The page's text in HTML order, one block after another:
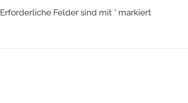
Erforderliche Felder sind mit * markiert